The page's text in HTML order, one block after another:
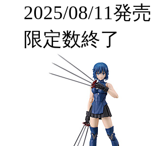
2025/08/11発売
限定数終了